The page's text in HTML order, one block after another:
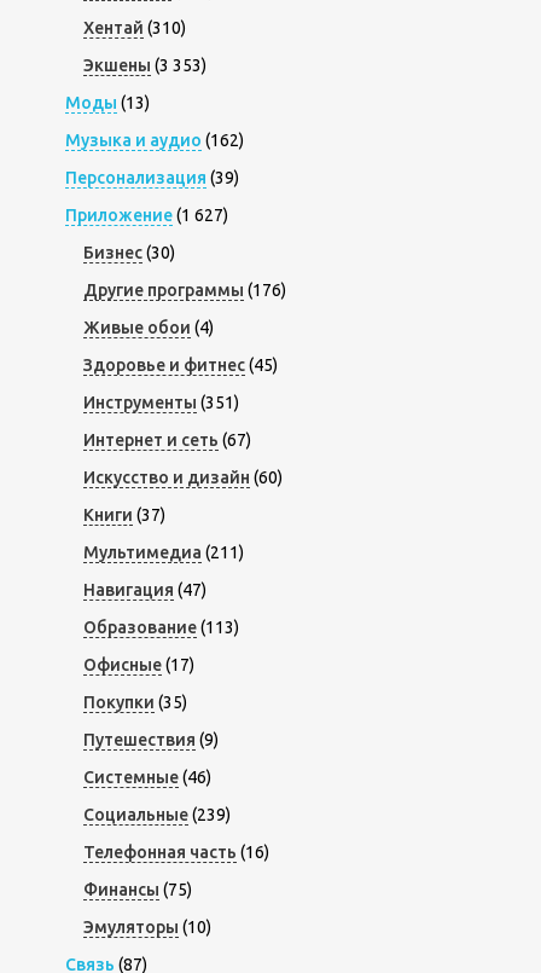
Хентай (310)
Экшены (3 353)
Моды (13)
Музыка и аудио (162)
Персонализация (39)
Приложение(1 627)
Бизнес(30)
Другие программы (176)
Живые обои (4)
Здоровье и фитнес(45)
Инструменты (351)
Интернет и сеть (67)
Искусство и дизайн (60)
Книги (37)
Мультимедиа (211)
Навигация (47)
Образование(113)
Офисные(17)
Покупки (35)
Путешествия (9)
Системные(46)
Социальные(239)
Телефонная часть (16)
Финансы (75)
Эмуляторы (10)
Связь (87)